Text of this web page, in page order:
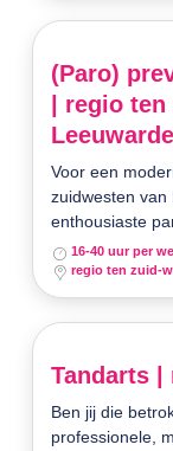
(Paro)
| regio
Voor een
zuidwesten van
enthousiaste
16-40 uur per
regio ten zuid-
Tandarts |
Ben jij die
professionele,